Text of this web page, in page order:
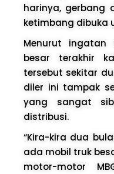
harinya, gerbang
ketimbang dibuka
Menurut ingatan
besar terakhir
tersebut sekitar
diler ini tampak
yang sangat
distribusi.
“Kira-kira dua
ada mobil truk
motor-motor